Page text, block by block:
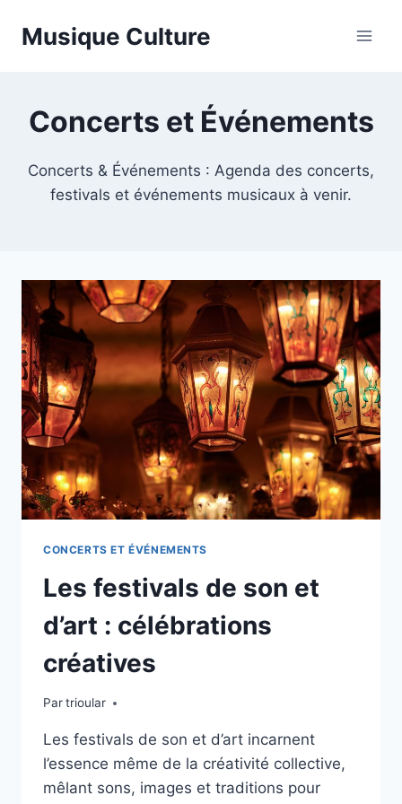
Musique Culture
Concerts et Événements
Concerts & Événements : Agenda des concerts,
festivals et événements musicaux à venir.
CONCERTS ET ÉVÉNEMENTS
Les festivals de son et
d’art : célébrations
créatives
Partrioular
Les festivals de son et d’art incarnent
l’essence même de la créativité collective,
mêlant sons, images et traditions pour